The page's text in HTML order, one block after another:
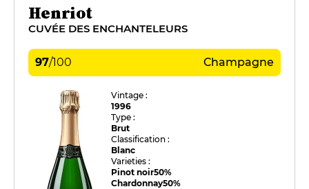
Henriot
CUVÉE DES ENCHANTELEURS
97/100 Champagne
Vintage :
1996
Type :
Brut
Classification :
Blanc
Varieties :
Pinot noir50%
Chardonnay50%